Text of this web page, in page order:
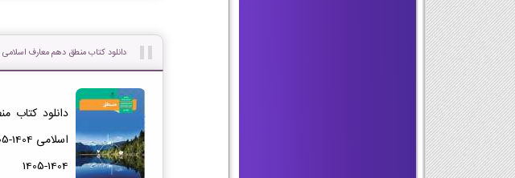
دانلود کتاب منطق دهم معارف اسلامی
1404-1405